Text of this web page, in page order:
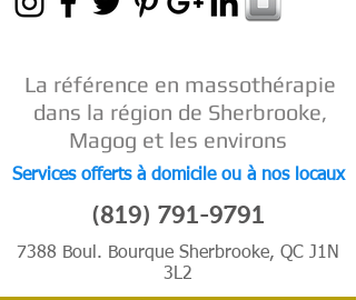
La référence en massothérapie
dans la région de Sherbrooke,
Magog et les environs
Services offerts à domicile ou à nos locaux
(819) 791-9791
7388 Boul. Bourque Sherbrooke, QC J1N
3L2